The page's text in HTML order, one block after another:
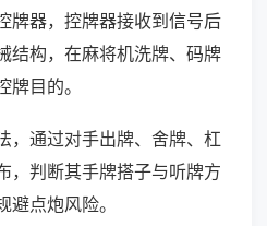
牌器，控牌器接收到信号后
结构，在麻将机洗牌、码牌
目的。
，通过对手出牌、舍牌、杠
，判断其手牌搭子与听牌方
点炮风险。